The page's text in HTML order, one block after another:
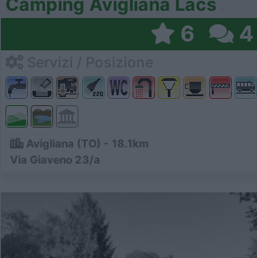
6 4
Avigliana (TO) - 18.1km
Via Giaveno 23/a